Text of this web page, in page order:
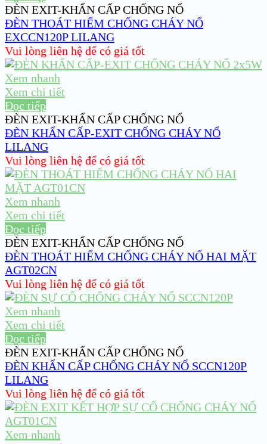
ĐÈN EXIT-KHẨN CẤP CHỐNG NỔ
ĐÈN THOÁT HIỂM CHỐNG CHÁY NỔ
EXCCN120P LILANG
Vui lòng liên hệ để có giá tốt
Xem nhanh
Xem chi tiết
Đọc tiếp
ĐÈN EXIT-KHẨN CẤP CHỐNG NỔ
ĐÈN KHẨN CẤP-EXIT CHỐNG CHÁY NỔ
LILANG
Vui lòng liên hệ để có giá tốt
Xem nhanh
Xem chi tiết
Đọc tiếp
ĐÈN EXIT-KHẨN CẤP CHỐNG NỔ
ĐÈN THOÁT HIỂM CHỐNG CHÁY NỔ HAI MẶT
AGT02CN
Vui lòng liên hệ để có giá tốt
Xem nhanh
Xem chi tiết
Đọc tiếp
ĐÈN EXIT-KHẨN CẤP CHỐNG NỔ
ĐÈN KHẨN CẤP CHỐNG CHÁY NỔ SCCN120P
LILANG
Vui lòng liên hệ để có giá tốt
Xem nhanh